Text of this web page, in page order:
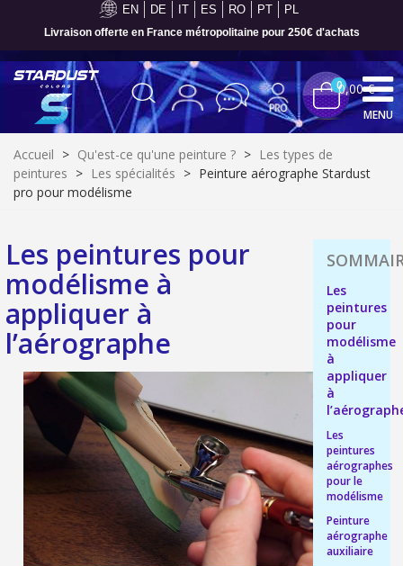
EN DE IT ES RO PT PL
Livraison offerte en France métropolitaine pour 250€ d'achats
Inscription à la newsletter : 5€ de réduction
Livraison sous 24 h en France Métropolitaine
Livraison offerte en France métropolitaine pour 250€ d'achats
Paiement en 4x sans frais dès 30€ d'achats
Votre devis en ligne en moins d'1 minute
Partagez vos créations et obtenez des bons d'achat
Gagnez des points de fidélité à chaque commande
00,00 €
MENU
Accueil > Qu'est-ce qu'une peinture ? > Les types de
peintures > Les spécialités > Peinture aérographe Stardust
pro pour modélisme
Les peintures pour
modélisme à
appliquer à
l’aérographe
Les
peintures
pour
modélisme
à
appliquer
à
Les
peintures
aérographes
pour le
modélisme
Peinture
aérographe
auxiliaire